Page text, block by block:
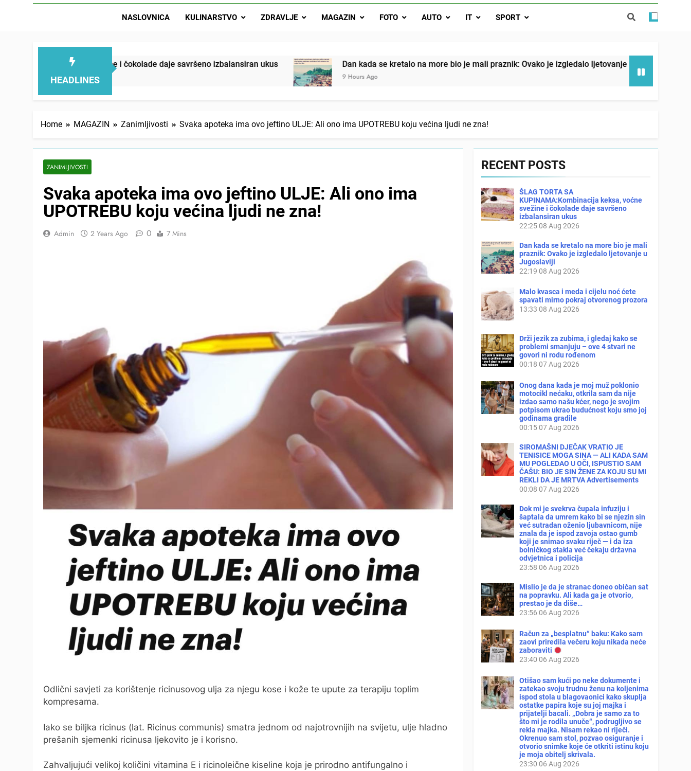
Dan kada se kretalo na more bio je mali praznik: Ovako je izgledalo ljetovanje u Jugoslaviji
Drži jezik za zubima, i gledaj kako se problemi smanjuju – ove 4 stvari ne govori ni rodu rođenom
NASLOVNICA KULINARSTVO ZDRAVLJE MAGAZIN FOTO AUTO IT SPORT
HEADLINES
svežine i čokolade daje savršeno izbalansiran ukus Dan kada se kretalo na more bio je mali praznik: Ovako je izgledalo ljetovanje u Jugoslaviji
9 Hours Ago
Home MAGAZIN Zanimljivosti Svaka apoteka ima ovo jeftino ULJE: Ali ono ima UPOTREBU koju većina ljudi ne zna!
ZANIMLJIVOSTI
Svaka apoteka ima ovo jeftino ULJE: Ali ono ima
UPOTREBU koju većina ljudi ne zna!
Admin 2 Years Ago 0 7 Mins
Odlični savjeti za korištenje ricinusovog ulja za njegu kose i kože te upute za terapiju toplim
kompresama.
Iako se biljka ricinus (lat. Ricinus communis) smatra jednom od najotrovnijih na svijetu, ulje hladno
prešanih sjemenki ricinusa ljekovito je i korisno.
Zahvaljujući velikoj količini vitamina E i ricinoleične kiseline koja je prirodno antifungalno i
RECENT POSTS
ŠLAG TORTA SA
KUPINAMA:Kombinacija keksa, voćne
svežine i čokolade daje savršeno
izbalansiran ukus
22:25 08 Aug 2026
Dan kada se kretalo na more bio je mali
praznik: Ovako je izgledalo ljetovanje u
Jugoslaviji
22:19 08 Aug 2026
Malo kvasca i meda i cijelu noć ćete
spavati mirno pokraj otvorenog prozora
13:33 08 Aug 2026
Drži jezik za zubima, i gledaj kako se
problemi smanjuju – ove 4 stvari ne
govori ni rodu rođenom
00:18 07 Aug 2026
Onog dana kada je moj muž poklonio
motocikl nećaku, otkrila sam da nije
izdao samo našu kćer, nego je svojim
potpisom ukrao budućnost koju smo joj
godinama gradile
00:15 07 Aug 2026
SIROMAŠNI DJEČAK VRATIO JE
TENISICE MOGA SINA — ALI KADA SAM
MU POGLEDAO U OČI, ISPUSTIO SAM
ČAŠU: BIO JE SIN ŽENE ZA KOJU SU MI
REKLI DA JE MRTVA Advertisements
00:08 07 Aug 2026
Dok mi je svekrva čupala infuziju i
šaptala da umrem kako bi se njezin sin
već sutradan oženio ljubavnicom, nije
znala da je ispod zavoja ostao gumb
koji je snimao svaku riječ — i da iza
bolničkog stakla već čekaju državna
odvjetnica i policija
23:58 06 Aug 2026
Mislio je da je stranac doneo običan sat
na popravku. Ali kada ga je otvorio,
prestao je da diše…
23:56 06 Aug 2026
Račun za „besplatnu“ baku: Kako sam
zaovi priredila večeru koju nikada neće
zaboraviti
23:40 06 Aug 2026
Otišao sam kući po neke dokumente i
zatekao svoju trudnu ženu na koljenima
ispod stola u blagovaonici kako skuplja
ostatke papira koje su joj majka i
prijatelji bacali. „Dobra je samo za to
što mi je rodila unuče“, podrugljivo se
rekla majka. Nisam rekao ni riječi.
Okrenuo sam stol, pozvao osiguranje i
otvorio snimke koje će otkriti istinu koju
je moja obitelj skrivala.
23:30 06 Aug 2026